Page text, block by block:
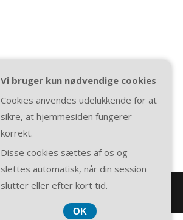
Vi bruger kun nødvendige cookies
Cookies anvendes udelukkende for at
sikre, at hjemmesiden fungerer
korrekt.
Disse cookies sættes af os og
slettes automatisk, når din session
slutter eller efter kort tid.
OK